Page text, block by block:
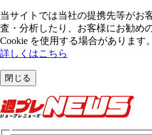
当サイトでは当社の提携先等がお
査・分析したり、お客様にお勧め
Cookie を使⽤する場合があります。
詳しくはこちら
閉じる